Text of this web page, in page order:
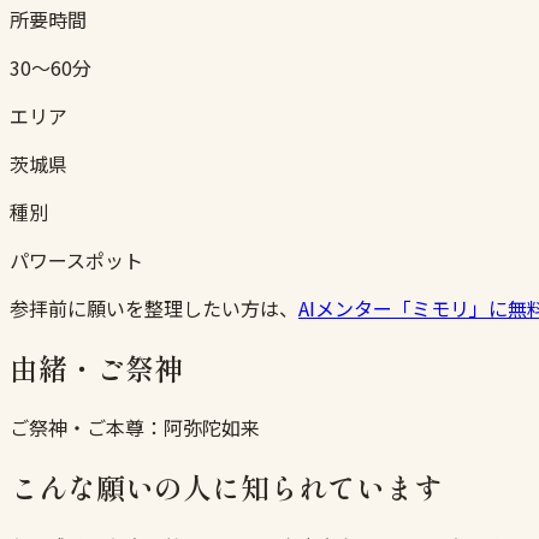
所要時間
30〜60分
エリア
茨城県
種別
パワースポット
参拝前に願いを整理したい方は、 AIメンター「ミモリ」に無
由緒・ご祭神
ご祭神・ご本尊： 阿弥陀如来
こんな願いの人に知られています